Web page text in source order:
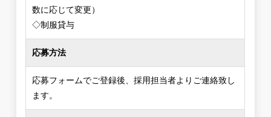
数に応じて変更）
◇制服貸与
応募方法
応募フォームでご登録後、採用担当者よりご連絡致し
ます。